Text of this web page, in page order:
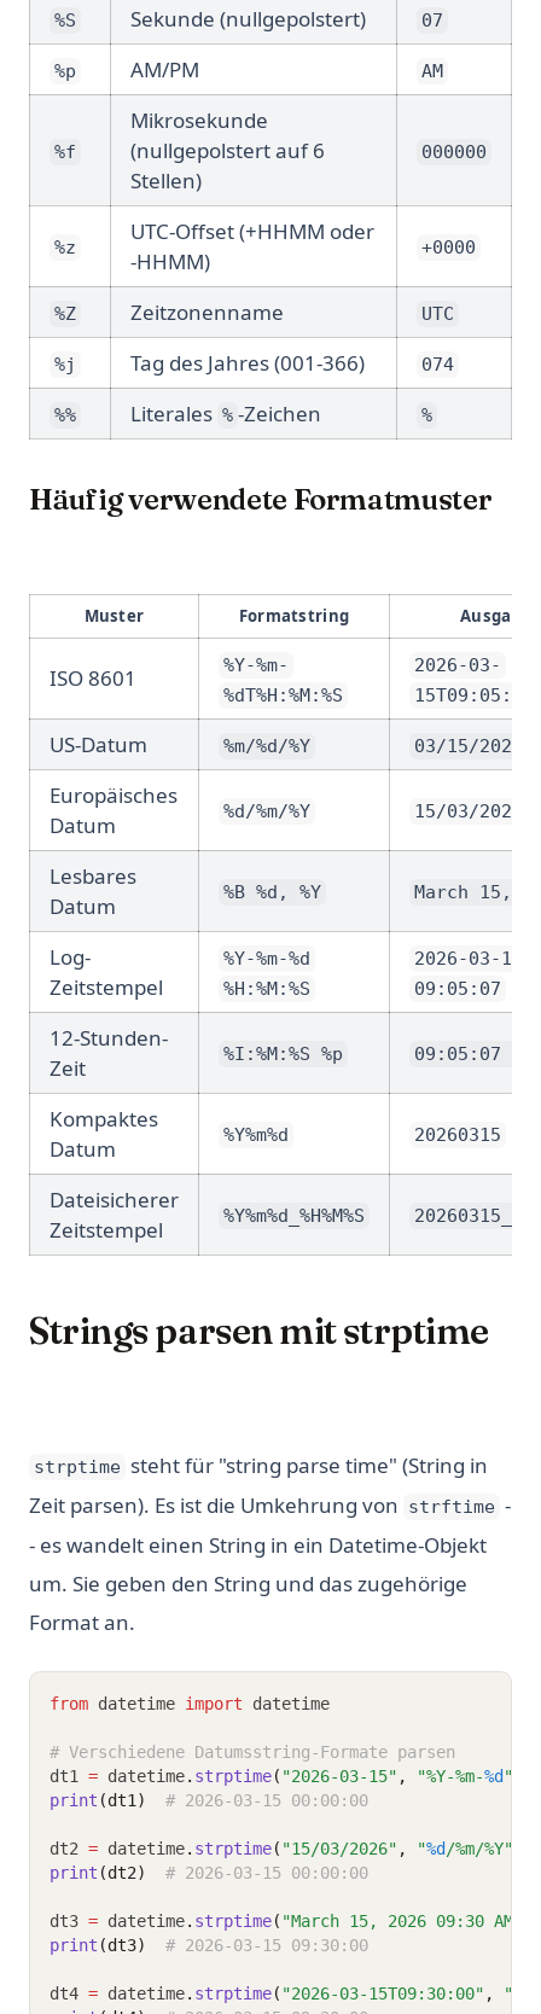
%S Sekunde (nullgepolstert) 07
%p AM/PM AM
%f
Mikrosekunde
(nullgepolstert auf 6
Stellen)
000000
%z
UTC-Offset (+HHMM oder
-HHMM)
+0000
%Z Zeitzonenname UTC
%j Tag des Jahres (001-366) 074
%% Literales % -Zeichen %
Häufig verwendete Formatmuster
Muster Formatstring Ausgabe
ISO 8601
%Y-%m-
%dT%H:%M:%S
2026-03-
15T09:05:07
US-Datum %m/%d/%Y 03/15/2026
Europäisches
Datum
%d/%m/%Y 15/03/2026
Lesbares
Datum
%B %d, %Y March 15,
Log-
Zeitstempel
%Y-%m-%d
%H:%M:%S
2026-03-15
09:05:07
12-Stunden-
Zeit
%I:%M:%S %p 09:05:07 AM
Kompaktes
Datum
%Y%m%d 20260315
Dateisicherer
Zeitstempel
%Y%m%d_%H%M%S
Strings parsen mit strptime
strptime steht für "string parse time" (String in
Zeit parsen). Es ist die Umkehrung von strftime -
- es wandelt einen String in ein Datetime-Objekt
um. Sie geben den String und das zugehörige
Format an.
from datetime import datetime
# Verschiedene Datumsstring-Formate parsen
dt1 = datetime. strptime( "2026-03-15" , "%Y-%m-%d "
print (dt1) # 2026-03-15 00:00:00
dt2 = datetime. strptime( "15/03/2026" , "%d /%m/%Y"
print (dt2) # 2026-03-15 00:00:00
dt3 = datetime. strptime( "March 15, 2026 09:30 AM"
print (dt3) # 2026-03-15 09:30:00
dt4 = datetime. strptime( "2026-03-15T09:30:00" ,